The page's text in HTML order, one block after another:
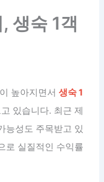
생숙 1객
높아지면서생숙 1
있습니다. 최근 제
능성도 주목받고 있
로 실질적인 수익률